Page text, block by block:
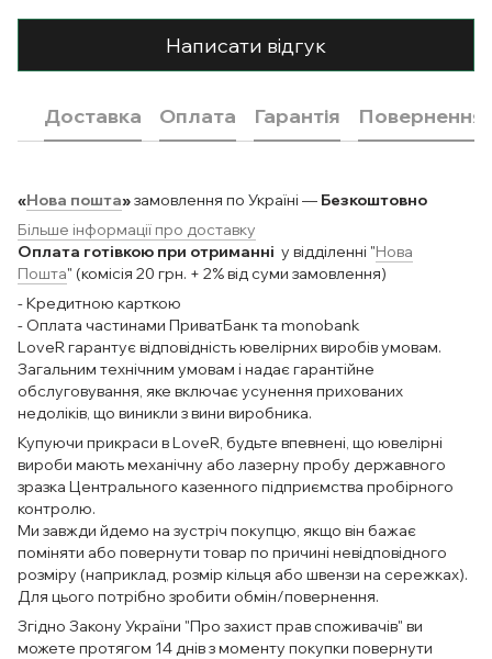
Написати відгук
Доставка Оплата Гарантія Повернення
«Нова пошта»замовлення по Україні — Безкоштовно
Більше інформації про доставку
Оплата готівкою при отриманні у відділенні "Нова
Пошта" (комісія 20 грн. + 2% від суми замовлення)
- Кредитною карткою
- Оплата частинами ПриватБанк та monobank
LoveR гарантує відповідність ювелірних виробів умовам.
Загальним технічним умовам і надає гарантійне
обслуговування, яке включає усунення прихованих
недоліків, що виникли з вини виробника.
Купуючи прикраси в LoveR, будьте впевнені, що ювелірні
вироби мають механічну або лазерну пробу державного
зразка Центрального казенного підприємства пробірного
контролю.
Ми завжди йдемо на зустріч покупцю, якщо він бажає
поміняти або повернути товар по причині невідповідного
розміру (наприклад, розмір кільця або швензи на сережках).
Для цього потрібно зробити обмін/повернення.
Згідно Закону України "Про захист прав споживачів" ви
можете протягом 14 днів з моменту покупки повернути